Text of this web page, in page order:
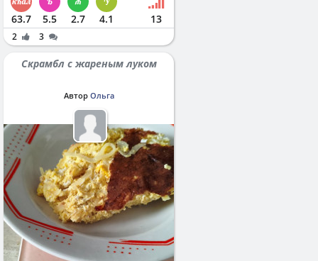
63.7 5.5 2.7 4.1 13
2 3
Скрамбл с жареным луком
Автор Ольга